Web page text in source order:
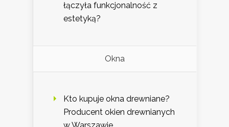
łączyła funkcjonalność z
estetyką?
Okna
Kto kupuje okna drewniane?
Producent okien drewnianych